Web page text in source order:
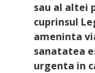
sau al altei
cuprinsul
ameninta
sanatatea
urgenta in